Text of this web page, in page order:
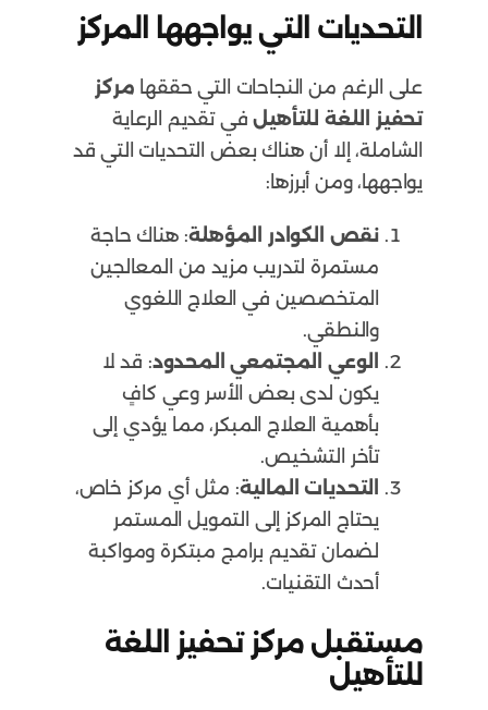
التحديات التي يواجهها المركز
على الرغم من النجاحات التي حققها مركز
تحفيز اللغة للتأهيلفي تقديم الرعاية
الشاملة، إلا أن هناك بعض التحديات التي قد
يواجهها، ومن أبرزها:
نقص الكوادر المؤهلة: هناك حاجة
مستمرة لتدريب مزيد من المعالجين
المتخصصين في العلاج اللغوي
والنطقي.
الوعي المجتمعي المحدود: قد لا
يكون لدى بعض الأسر وعي كافٍ
بأهمية العلاج المبكر، مما يؤدي إلى
تأخر التشخيص.
التحديات المالية: مثل أي مركز خاص،
يحتاج المركز إلى التمويل المستمر
لضمان تقديم برامج مبتكرة ومواكبة
أحدث التقنيات.
مستقبل مركز تحفيز اللغة
للتأهيل